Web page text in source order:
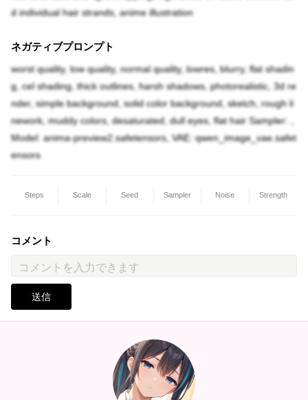
d individual hair strands, anime illustration
ネガティブプロンプト
worst quality, low quality, normal quality, lowres, blurry, flat shadin
g, cel shading, thick outlines, harsh shadows, photorealistic, 3d re
nder, simple background, solid color background, sketch, rough li
nework, muddy colors, desaturated, dull eyes, flat hair Sampler: ,
Model: anima-preview2.safetensors, VAE: qwen_image_vae.safet
ensors
Steps Scale Seed Sampler Noise Strength
コメント
送信